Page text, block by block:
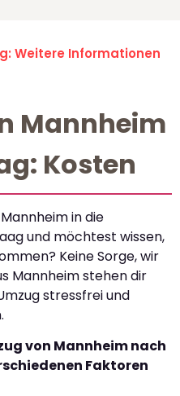
Weitere Informationen
Mannheim
Kosten
in die
und möchtest wissen,
Keine Sorge, wir
Mannheim stehen dir
stressfrei und
von Mannheim nach
Faktoren